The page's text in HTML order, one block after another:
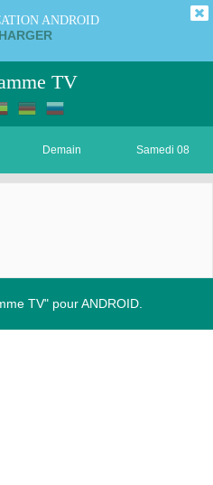
ANDROID
TV
Demain Samedi 08
TV" pour ANDROID.